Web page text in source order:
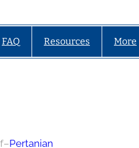
FAQ Resources More
–Pertanian